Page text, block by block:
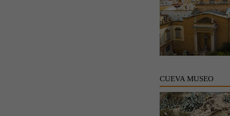
CUEVA MUSEO